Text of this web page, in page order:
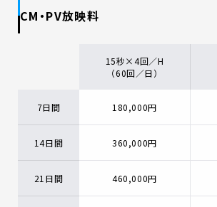
CM・PV放映料
15秒×4回／H
（60回／日）
7日間 180,000円
14日間 360,000円
21日間 460,000円